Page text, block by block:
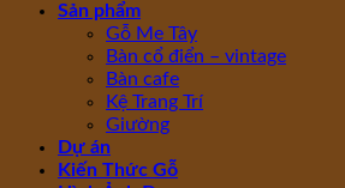
Sản phẩm
Gỗ Me Tây
Bàn cổ điển – vintage
Bàn cafe
Kệ Trang Trí
Giường
Dự án
Kiến Thức Gỗ